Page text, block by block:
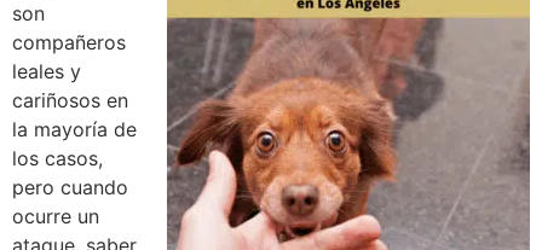
son
compañeros
leales y
cariñosos en
la mayoría de
los casos,
pero cuando
ocurre un
ataque, saber